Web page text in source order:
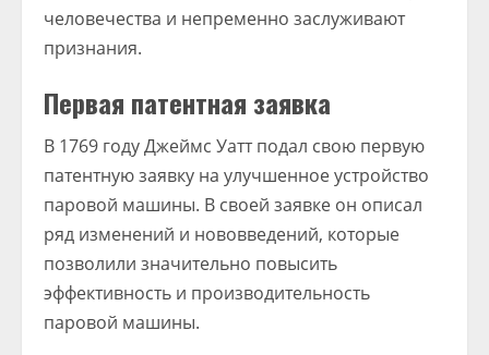
человечества и непременно заслуживают
признания.
Первая патентная заявка
В 1769 году Джеймс Уатт подал свою первую
патентную заявку на улучшенное устройство
паровой машины. В своей заявке он описал
ряд изменений и нововведений, которые
позволили значительно повысить
эффективность и производительность
паровой машины.